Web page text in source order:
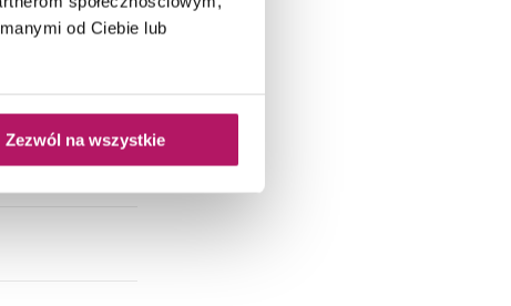
od Ciebie lub
Zezwól na wszystkie